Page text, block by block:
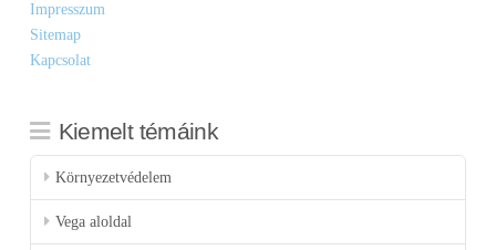
Impresszum
Sitemap
Kapcsolat
Kiemelt témáink
Környezetvédelem
Vega aloldal